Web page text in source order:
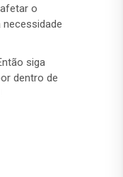
o
siga
dentro de